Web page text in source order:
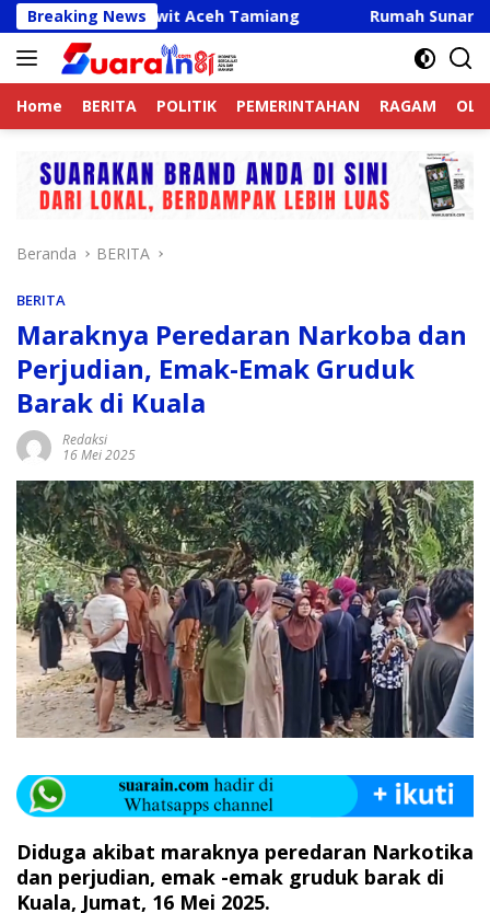
Langsung
ke
konten
Breaking News
Sawit Aceh Tamiang Rumah Sunardi dan
Home BERITA POLITIK PEMERINTAHAN RAGAM
Beranda BERITA
BERITA
Maraknya Peredaran Narkoba dan
Perjudian, Emak-Emak Gruduk
Barak di Kuala
Redaksi
16 Mei 2025
Diduga akibat maraknya peredaran Narkotika
dan perjudian, emak -emak gruduk barak di
Kuala, Jumat, 16 Mei 2025.